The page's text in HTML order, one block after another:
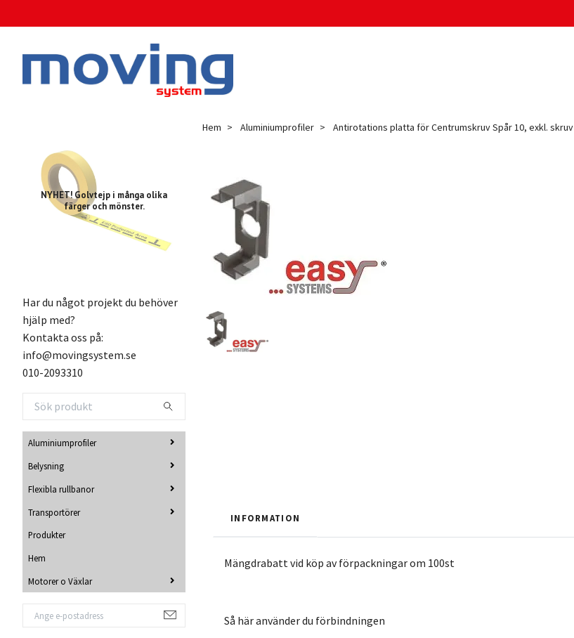
NYHET! Golvtejp i många olika
färger och mönster.
Har du något projekt du behöver
hjälp med?
Kontakta oss på:
info@movingsystem.se
010-2093310
Aluminiumprofiler
Belysning
Flexibla rullbanor
Transportörer
Produkter
Hem
Motorer o Växlar
Hem Aluminiumprofiler Antirotations platta för Centrumskruv Spår 10, exkl. skruv
INFORMATION
Mängdrabatt vid köp av förpackningar om 100st
Så här använder du förbindningen